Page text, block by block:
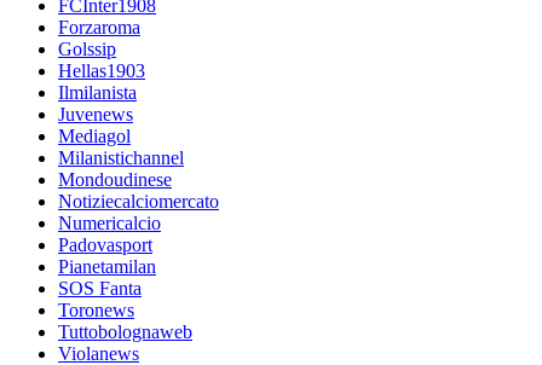
FCInter1908
Forzaroma
Golssip
Hellas1903
Ilmilanista
Juvenews
Mediagol
Milanistichannel
Mondoudinese
Notiziecalciomercato
Numericalcio
Padovasport
Pianetamilan
SOS Fanta
Toronews
Tuttobolognaweb
Violanews